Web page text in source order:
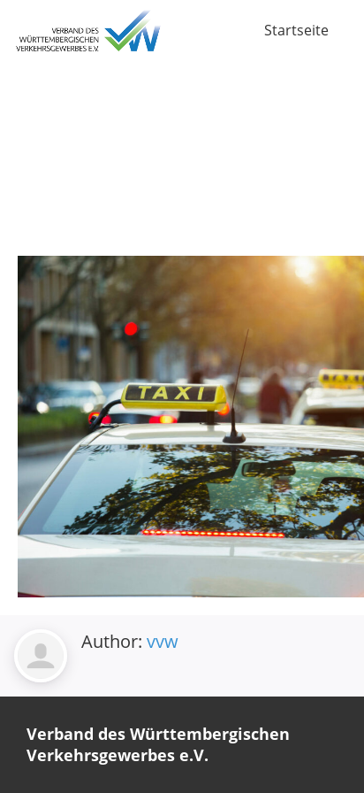
Startseite
Author: vvw
Verband des Württembergischen
Verkehrsgewerbes e.V.